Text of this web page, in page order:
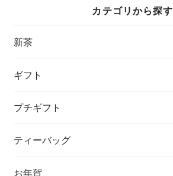
カテゴリから探す
新茶
ギフト
プチギフト
ティーバッグ
お年賀